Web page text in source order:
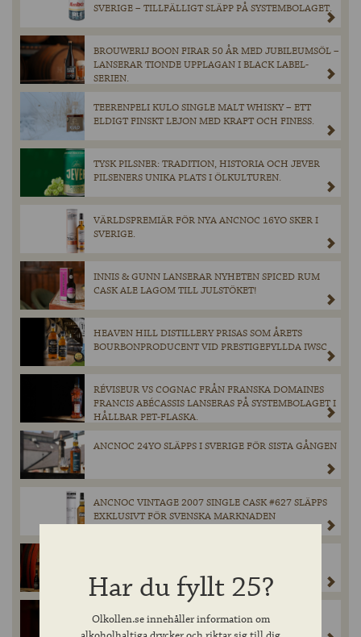
SVERIGE – TILLFÄLLIGT SLÄPP PÅ SYSTEMBOLAGET.
BROUWERIJ BOON FIRAR 50 ÅR MED JUBILEUMSÖL –
LANSERAR TIONDE UPPLAGAN I BLACK LABEL-
SERIEN.
TEERENPELI KULO SINGLE MALT WHISKY – ETT
ELDIGT FINSKT LEJON MED KRAFT OCH FINESS.
TYSK PILSNER: TRADITION, HISTORIA OCH JEVER
PILSENERS UNIKA PLATS I ÖLKULTUREN.
VÄRLDSPREMIÄR FÖR NYA ANCNOC 16YO SKER I
SVERIGE.
INNIS & GUNN LANSERAR NYHETEN SPICED RUM
CASK ALE LAGOM TILL JULSTÖKET!
HEAVEN HILL DISTILLERY PRISAS SOM ÅRETS
BOURBONPRODUCENT VID PRESTIGEFYLLDA IWSC
RÉVISEUR VS COGNAC FRÅN FRANSKA DOMAINES
FRANCIS ABÉCASSIS LANSERAS PÅ SYSTEMBOLAGET I
HÅLLBAR PET-FLASKA.
ANCNOC 24YO SLÄPPS I SVERIGE FÖR SISTA GÅNGEN
ANCNOC VINTAGE 2007 SINGLE CASK #627 SLÄPPS
EXKLUSIVT FÖR SVENSKA MARKNADEN
KRIEKKATEGORIERNA PÅ WORLD BEER AWARDS
2024.
BOON MILLÉSIME 2023 – EXKLUSIVT SLÄPP PÅ
SYSTEMBOLAGET MED VÄRLDENS BÄSTA KRIEK.
Har du fyllt 25?
Olkollen.se innehåller information om